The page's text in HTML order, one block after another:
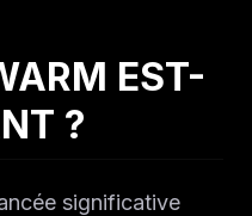
EST-
?
significative